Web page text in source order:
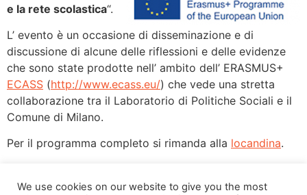
e la rete scolastica“.
L’ evento è un occasione di disseminazione e di
discussione di alcune delle riflessioni e delle evidenze
che sono state prodotte nell’ ambito dell’ ERASMUS+
ECASS (http://www.ecass.eu/) che vede una stretta
collaborazione tra il Laboratorio di Politiche Sociali e il
Comune di Milano.
Per il programma completo si rimanda alla locandina.
We use cookies on our website to give you the most